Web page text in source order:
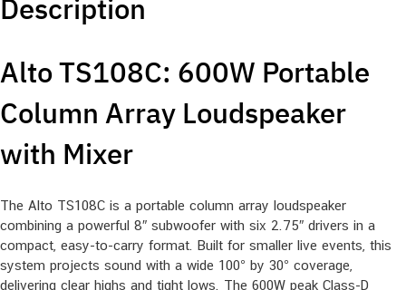
Description
Alto TS108C: 600W Portable
Column Array Loudspeaker
with Mixer
The Alto TS108C is a portable column array loudspeaker
combining a powerful 8″ subwoofer with six 2.75″ drivers in a
compact, easy-to-carry format. Built for smaller live events, this
system projects sound with a wide 100° by 30° coverage,
delivering clear highs and tight lows. The 600W peak Class-D